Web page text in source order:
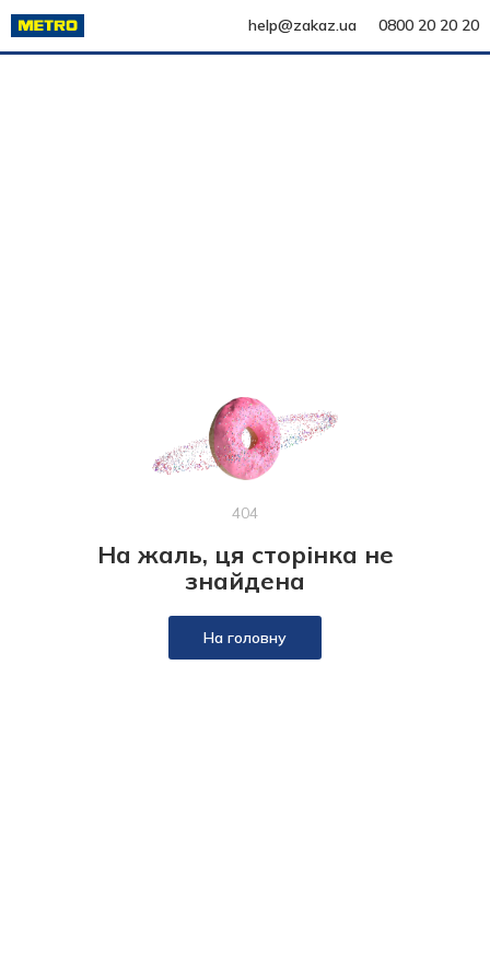
help@zakaz.ua 0800 20 20 20
404
На жаль, ця сторінка не
знайдена
На головну